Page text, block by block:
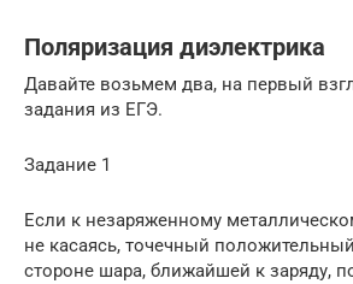
Поляризация диэлектрика
Давайте возьмем два, на первый
задания из ЕГЭ.
Задание 1
Если к незаряженному
не касаясь, точечный
стороне шара, ближайшей к заряду,